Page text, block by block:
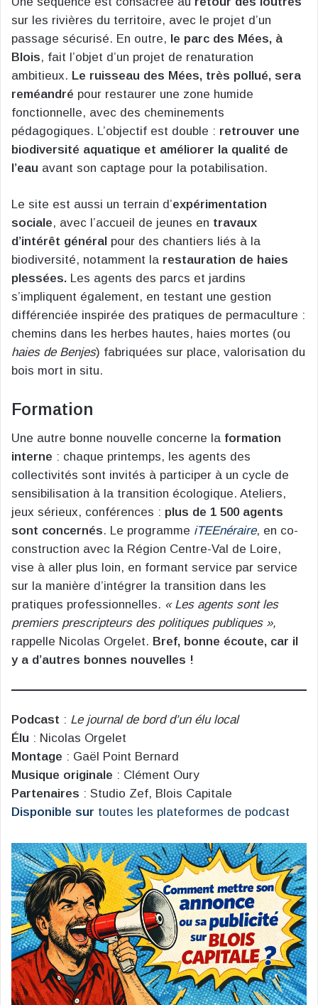
sur les rivières du territoire, avec le projet d’un
passage sécurisé. En outre, le parc des Mées, à
Blois, fait l’objet d’un projet de renaturation
ambitieux. Le ruisseau des Mées, très pollué, sera
reméandré pour restaurer une zone humide
fonctionnelle, avec des cheminements
pédagogiques. L’objectif est double : retrouver une
biodiversité aquatique et améliorer la qualité de
l’eau avant son captage pour la potabilisation.
Le site est aussi un terrain d’expérimentation
sociale, avec l’accueil de jeunes en travaux
d’intérêt général pour des chantiers liés à la
biodiversité, notamment la restauration de haies
plessées. Les agents des parcs et jardins
s’impliquent également, en testant une gestion
différenciée inspirée des pratiques de permaculture :
chemins dans les herbes hautes, haies mortes (ou
haies de Benjes) fabriquées sur place, valorisation du
bois mort in situ.
Formation
Une autre bonne nouvelle concerne la formation
interne : chaque printemps, les agents des
collectivités sont invités à participer à un cycle de
sensibilisation à la transition écologique. Ateliers,
jeux sérieux, conférences : plus de 1 500 agents
sont concernés. Le programme iTEEnéraire, en co-
construction avec la Région Centre-Val de Loire,
vise à aller plus loin, en formant service par service
sur la manière d’intégrer la transition dans les
pratiques professionnelles. « Les agents sont les
premiers prescripteurs des politiques publiques »,
rappelle Nicolas Orgelet. Bref, bonne écoute, car il
y a d’autres bonnes nouvelles !
Podcast : Le journal de bord d’un élu local
Élu : Nicolas Orgelet
Montage : Gaël Point Bernard
Musique originale : Clément Oury
Partenaires : Studio Zef, Blois Capitale
Disponible sur toutes les plateformes de podcast